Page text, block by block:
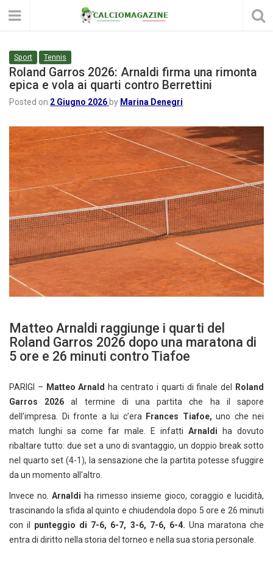
Sport Tennis
Roland Garros 2026: Arnaldi firma una rimonta
epica e vola ai quarti contro Berrettini
Posted on 2 Giugno 2026 by Marina Denegri
Matteo Arnaldi raggiunge i quarti del
Roland Garros 2026 dopo una maratona di
5 ore e 26 minuti contro Tiafoe
PARIGI – Matteo Arnald ha centrato i quarti di finale del
Roland
Garros 2026 al termine di una partita che ha il sapore
dell’impresa. Di fronte a lui c’era
Frances Tiafoe, uno che nei
match lunghi sa come far male. E infatti Arnaldi ha dovuto
ribaltare tutto: due set a uno di svantaggio, un doppio break sotto
nel quarto set (4-1), la sensazione che la partita potesse sfuggire
da un momento all’altro.
Invece no. Arnaldi ha rimesso insieme gioco, coraggio e lucidità,
trascinando la sfida al quinto e chiudendola dopo 5 ore e 26 minuti
con il punteggio di 7-6, 6-7, 3-6, 7-6, 6-4. Una maratona che
entra di diritto nella storia del torneo e nella sua storia personale.